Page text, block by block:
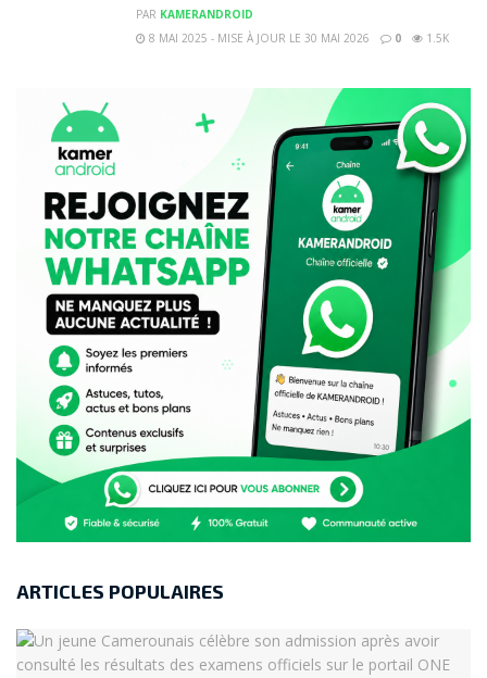
PAR KAMERANDROID
8 MAI 2025 - MISE À JOUR LE 30 MAI 2026
0 1.5K
ARTICLES POPULAIRES